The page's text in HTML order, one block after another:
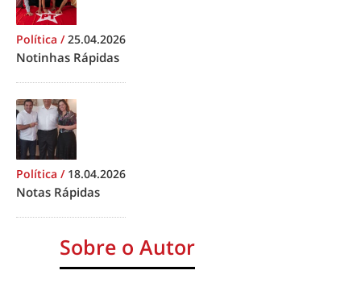
Política /25.04.2026
Notinhas Rápidas
Política / 18.04.2026
Notas Rápidas
Sobre o Autor